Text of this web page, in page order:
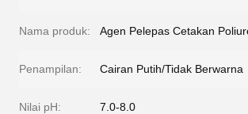
Nama produk: Agen Pelepas Cetakan
Penampilan: Cairan Putih/Tidak Berwarna
Nilai pH: 7.0-8.0